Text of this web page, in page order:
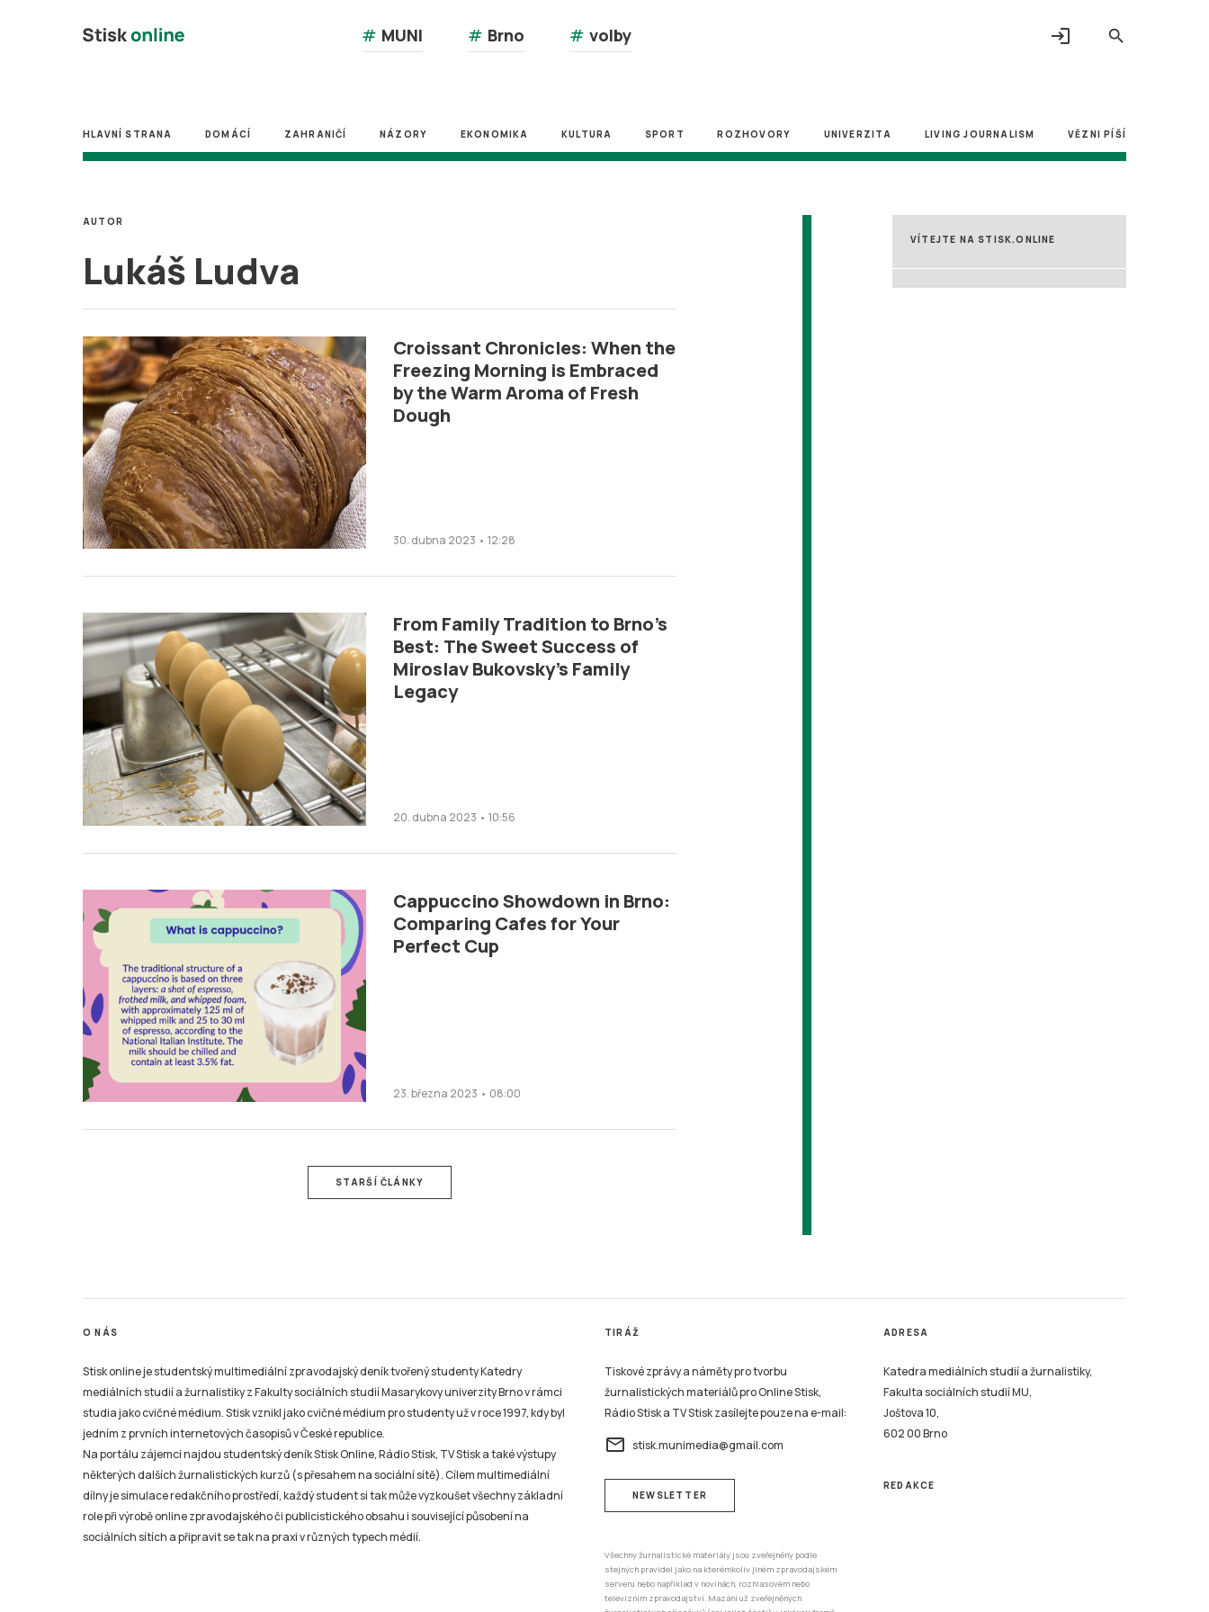
search
# MUNI # Brno # volby login
HLAVNÍ STRANA DOMÁCÍ ZAHRANIČÍ NÁZORY EKONOMIKA KULTURA SPORT ROZHOVORY UNIVERZITA LIVING JOURNALISM VĚZNI PÍŠÍ
Lukáš Ludva
AUTOR
Croissant Chronicles: When the
Freezing Morning is Embraced
by the Warm Aroma of Fresh
Dough
30. dubna 2023 • 12:28
From Family Tradition to Brno’s
Best: The Sweet Success of
Miroslav Bukovsky’s Family
Legacy
20. dubna 2023 • 10:56
Cappuccino Showdown in Brno:
Comparing Cafes for Your
Perfect Cup
23. března 2023 • 08:00
STARŠÍ ČLÁNKY
VÍTEJTE NA STISK.ONLINE
O NÁS
Stisk online je studentský multimediální zpravodajský deník tvořený studenty Katedry
mediálních studií a žurnalistiky z Fakulty sociálních studií Masarykovy univerzity Brno v rámci
studia jako cvičné médium. Stisk vznikl jako cvičné médium pro studenty už v roce 1997, kdy byl
jedním z prvních internetových časopisů v České republice.
Na portálu zájemci najdou studentský deník Stisk Online, Rádio Stisk, TV Stisk a také výstupy
některých dalších žurnalistických kurzů (s přesahem na sociální sítě). Cílem multimediální
dílny je simulace redakčního prostředí, každý student si tak může vyzkoušet všechny základní
role při výrobě online zpravodajského či publicistického obsahu i související působení na
sociálních sítích a připravit se tak na praxi v různých typech médií.
TIRÁŽ
Tiskové zprávy a náměty pro tvorbu
žurnalistických materiálů pro Online Stisk,
Rádio Stisk a TV Stisk zasílejte pouze na e-mail:
email stisk.munimedia@gmail.com
NEWSLETTER
Všechny žurnalistické materiály jsou zveřejněny podle
stejných pravidel jako na kterémkoliv jiném zpravodajském
serveru nebo například v novinách, rozhlasovém nebo
televizním zpravodajství. Mazání už zveřejněných
ADRESA
Katedra mediálních studií a žurnalistiky,
Fakulta sociálních studií MU,
Joštova 10,
602 00 Brno
REDAKCE